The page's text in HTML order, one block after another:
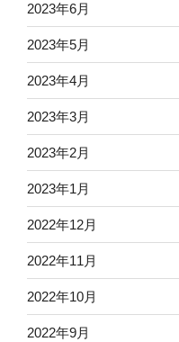
2023年6月
2023年5月
2023年4月
2023年3月
2023年2月
2023年1月
2022年12月
2022年11月
2022年10月
2022年9月